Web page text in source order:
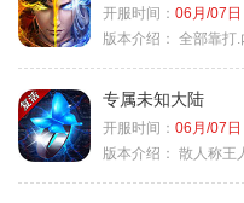
开服时间： 06月/07日
版本介绍： 全部靠打.
专属未知大陆
开服时间： 06月/07日
版本介绍： 散人称王